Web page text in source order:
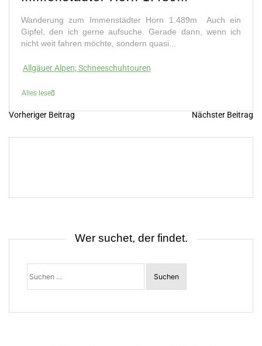
Wanderung zum Immenstädter Horn 1.489m Auch ein
Gipfel, den ich gerne aufsuche. Gerade dann, wenn ich
nicht weit fahren möchte, sondern quasi...
Allgäuer Alpen; Schneeschuhtouren
Alles lesen
B
a
Vorheriger Beitrag Nächster Beitrag
Wer suchet, der findet.
Suchen
nach: